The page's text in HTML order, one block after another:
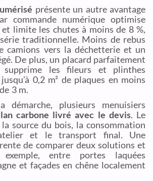
présente un autre avantage
commande numérique optimise
et limite les chutes à moins de 8 %,
traditionnelle. Moins de rebus
camions vers la déchetterie et un
De plus, un placard parfaitement
les fileurs et plinthes
0,2 m² de plaques en moins
3 m.
démarche, plusieurs menuisiers
carbone livré avec le devis. Le
source du bois, la consommation
et le transport final. Une
de comparer deux solutions et
entre portes laquées
et façades en chêne localement